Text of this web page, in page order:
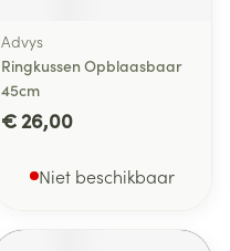
Advys
Ringkussen Opblaasbaar
45cm
€ 26,00
Niet beschikbaar